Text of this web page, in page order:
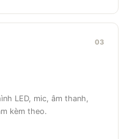
03
LED, mic, âm thanh,
kèm theo.